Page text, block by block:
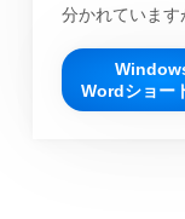
分かれています
Wordショー